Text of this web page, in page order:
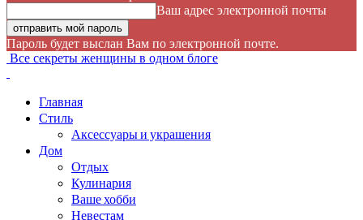
Ваш адрес электронной почты
Пароль будет выслан Вам по электронной почте.
Все секреты женщины в одном блоге
Главная
Стиль
Аксессуары и украшения
Дом
Отдых
Кулинария
Ваше хобби
Невестам